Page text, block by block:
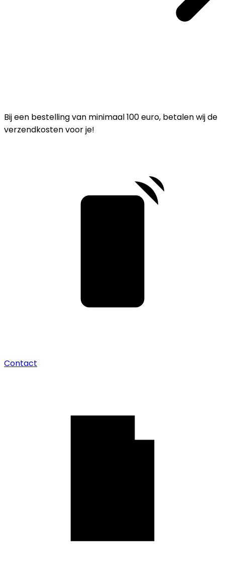
Bij een bestelling van minimaal 100 euro, betalen wij de
verzendkosten voor je!
Contact